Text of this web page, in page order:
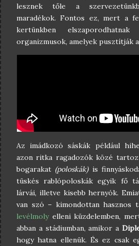
lesznek tőle a
maradékok. Fontos ez, mert a
kertünkben
organizmusok, amelyek pusztítják
Az imádkozó sáskák például
azon ritka ragadozók közé
bogarakat (poloskák)is
tüskés rablópoloskák egyik fő
lárvái, illetve kisebb hernyók.
van szó – kimondottan hasznos
levélmolyelleni küzdelemben,
abban a stádiumban, amikor a
hogy hatna ellenük. És ez csak